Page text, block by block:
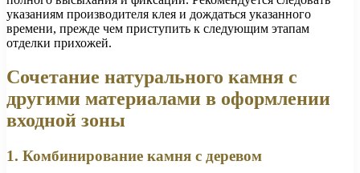
указаниям производителя клея и дождаться указанного
времени, прежде чем приступить к следующим этапам
отделки прихожей.
Сочетание натурального камня с
другими материалами в оформлении
входной зоны
1. Комбинирование камня с деревом